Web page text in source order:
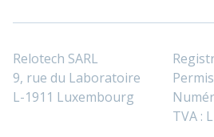
Relotech SARL
9, rue du Laboratoire
L-1911 Luxembourg
TVA :